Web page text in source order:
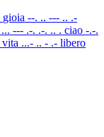
gioia --. .. --- .. .-
... --- .-. .-. .. . ciao -.-.
vita ...- .. - .- libero